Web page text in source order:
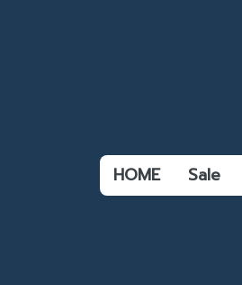
HOME Sale